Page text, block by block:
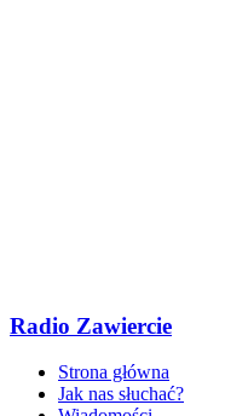
Radio Zawiercie
Strona główna
Jak nas słuchać?